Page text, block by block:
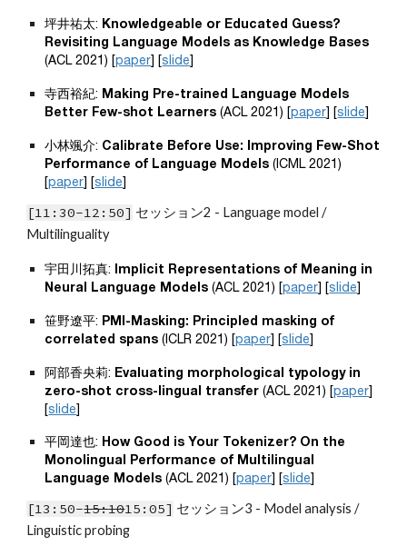
坪井祐太: Knowledgeable or Educated Guess?
Revisiting Language Models as Knowledge Bases
(ACL 2021) [paper] [slide]
寺西裕紀: Making Pre-trained Language Models
Better Few-shot Learners (ACL 2021) [paper] [slide]
小林颯介: Calibrate Before Use: Improving Few-Shot
Performance of Language Models (ICML 2021)
[paper] [slide]
[11:30-12:50] セッション2 - Language model /
Multilinguality
宇田川拓真: Implicit Representations of Meaning in
Neural Language Models (ACL 2021) [paper] [slide]
笹野遼平: PMI-Masking: Principled masking of
correlated spans (ICLR 2021) [paper] [slide]
阿部香央莉: Evaluating morphological typology in
zero-shot cross-lingual transfer (ACL 2021) [paper]
[slide]
平岡達也: How Good is Your Tokenizer? On the
Monolingual Performance of Multilingual
Language Models (ACL 2021) [paper] [slide]
[13:50-15:1015:05] セッション3 - Model analysis /
Linguistic probing